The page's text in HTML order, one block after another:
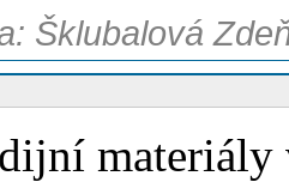
Šklubalová
materiály